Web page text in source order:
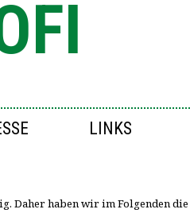
LINKS
Daher haben wir im Folgenden